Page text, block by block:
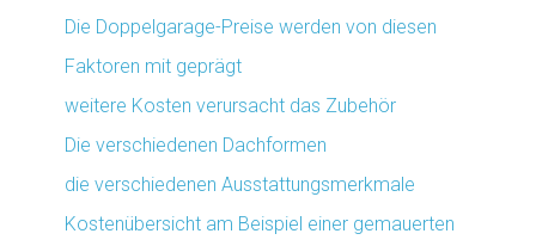
Die Doppelgarage-Preise werden von diesen
Faktoren mit geprägt
weitere Kosten verursacht das Zubehör
Die verschiedenen Dachformen
die verschiedenen Ausstattungsmerkmale
Kostenübersicht am Beispiel einer gemauerten